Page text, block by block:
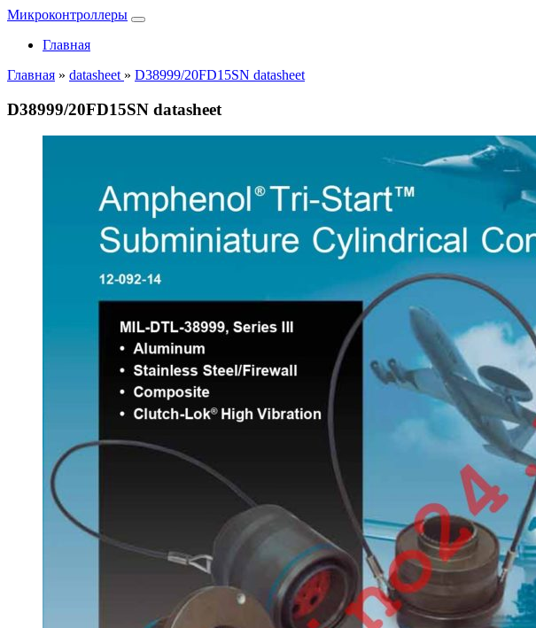
Микроконтроллеры
Главная
Главная » datasheet » D38999/20FD15SN datasheet
D38999/20FD15SN datasheet